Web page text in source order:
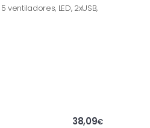
ventiladores, LED, 2xUSB,
38,09€